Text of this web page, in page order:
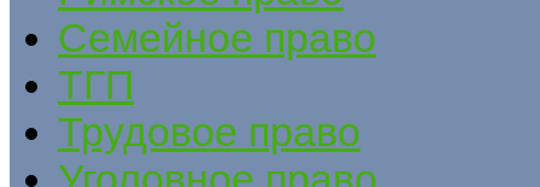
Семейное право
ТГП
Трудовое право